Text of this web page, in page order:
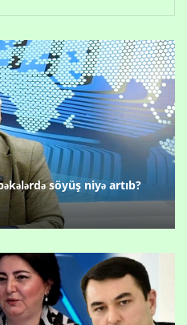
söyüş niyə artıb?